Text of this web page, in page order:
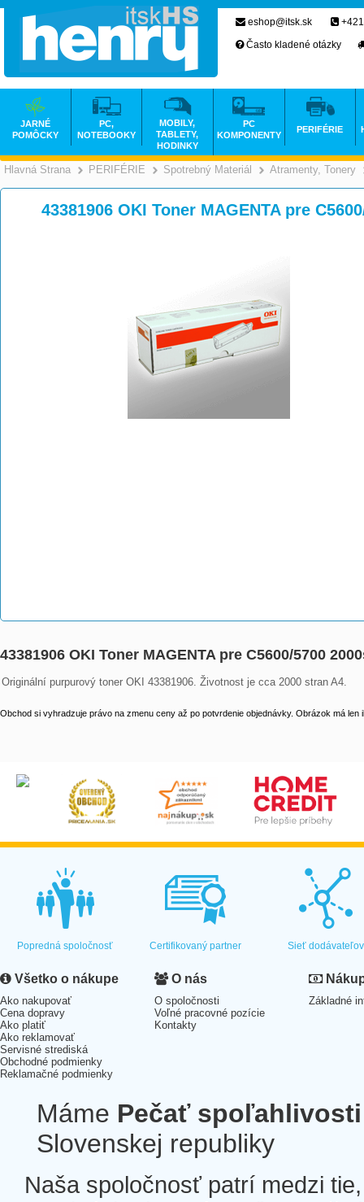
Hlavná Strana >
PERIFÉRIE >
Spotrebný Materiál >
Atramenty, Tonery
43381906 OKI Toner MAGENTA pre
43381906 OKI Toner MAGENTA pre C5600/5700
Originální purpurový toner OKI 43381906. Životnost je cca 2000 stran A4.
Obchod si vyhradzuje právo na zmenu ceny až po potvrdenie objednávky. Obrázok má len
eshop@itsk.sk
Často kladené otázky
JARNÉ
POMÔCKY
PC,
NOTEBOOKY
MOBILY,
TABLETY,
HODINKY
PC
KOMPONENTY
PERIFÉRIE
Popredná spoločnosť Certifikovaný partner Sieť dodávateľov
Všetko o nákupe
Ako nakupovať
Cena dopravy
Ako platiť
Ako reklamovať
Servisné strediská
Obchodné podmienky
Reklamačné podmienky
O nás
O spoločnosti
Voľné pracovné pozície
Kontakty
Základné
Máme Pečať spoľahlivosti
Slovenskej republiky
Naša spoločnosť patrí medzi